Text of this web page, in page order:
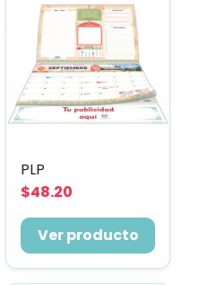
PLP
$48.20
Ver producto